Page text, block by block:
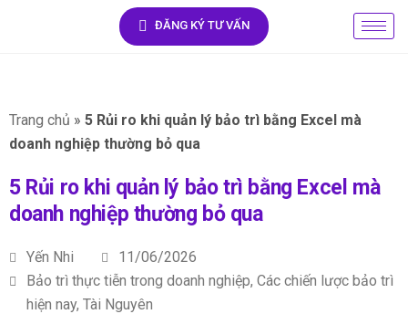
ĐĂNG KÝ TƯ VẤN
Trang chủ » 5 Rủi ro khi quản lý bảo trì bằng Excel mà
doanh nghiệp thường bỏ qua
5 Rủi ro khi quản lý bảo trì bằng Excel mà
doanh nghiệp thường bỏ qua
Yến Nhi
11/06/2026
Bảo trì thực tiễn trong doanh nghiệp, Các chiến lược bảo trì
hiện nay, Tài Nguyên